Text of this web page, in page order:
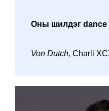
Оны шилдэг dance
Von Dutch, Charli